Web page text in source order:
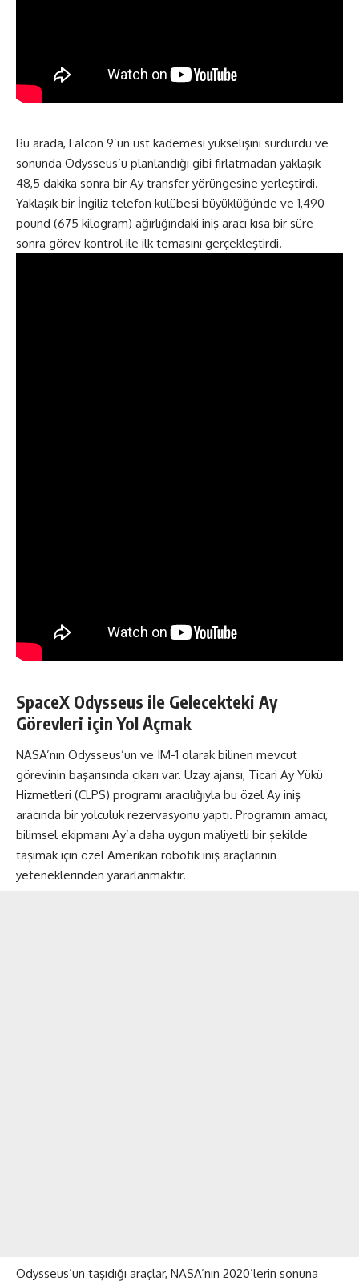
Bu arada, Falcon 9’un üst kademesi yükselişini sürdürdü ve
sonunda Odysseus’u planlandığı gibi fırlatmadan yaklaşık
48,5 dakika sonra bir Ay transfer yörüngesine yerleştirdi.
Yaklaşık bir İngiliz telefon kulübesi büyüklüğünde ve 1,490
pound (675 kilogram) ağırlığındaki iniş aracı kısa bir süre
sonra görev kontrol ile ilk temasını gerçekleştirdi.
SpaceX Odysseus ile Gelecekteki Ay
Görevleri için Yol Açmak
NASA’nın Odysseus’un ve IM-1 olarak bilinen mevcut
görevinin başarısında çıkarı var. Uzay ajansı, Ticari Ay Yükü
Hizmetleri (CLPS) programı aracılığıyla bu özel Ay iniş
aracında bir yolculuk rezervasyonu yaptı. Programın amacı,
bilimsel ekipmanı Ay’a daha uygun maliyetli bir şekilde
taşımak için özel Amerikan robotik iniş araçlarının
yeteneklerinden yararlanmaktır.
Odysseus’un taşıdığı araçlar, NASA’nın 2020’lerin sonuna